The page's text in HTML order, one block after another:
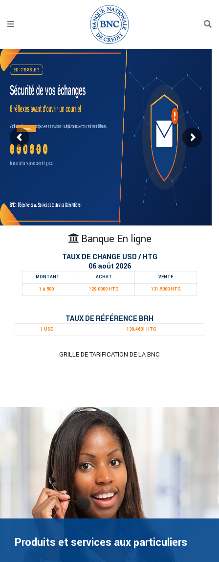
Lire plus...
Banque En ligne
TAUX DE CHANGE USD / HTG
06 août 2026
MONTANT ACHAT
VENTE
1 à 500
129.0000 HTG 131.5000 HTG
TAUX DE RÉFÉRENCE BRH
1 USD 130.4601 HTG
GRILLE DE TARIFICATION DE LA BNC
Produits et services aux particuliers